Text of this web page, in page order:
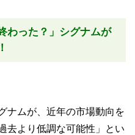
わった？」シグナムが
ナムが、近年の市場動向を
去より低調な可能性」とい